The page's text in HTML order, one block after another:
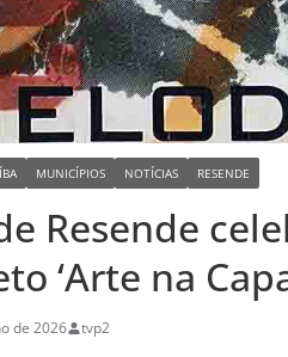
MUNICÍPIOS NOTÍCIAS RESENDE
Resende
‘Arte na
de 2026 tvp2